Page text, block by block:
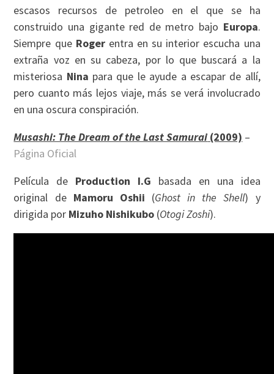
escasos recursos de petroleo en el que se ha
construido una gigante red de metro bajo Europa.
Siempre que Rogerentra en su interior escucha una
extraña voz en su cabeza, por lo que buscará a la
misteriosa Nina para que le ayude a escapar de allí,
pero cuanto más lejos viaje, más se verá involucrado
en una oscura conspiración.
Musashi: The Dream of the Last Samurai(2009) –
Página Oficial
Película de Production I.G basada en una idea
original de Mamoru Oshii (Ghost in the Shell) y
dirigida por Mizuho Nishikubo (Otogi Zoshi).